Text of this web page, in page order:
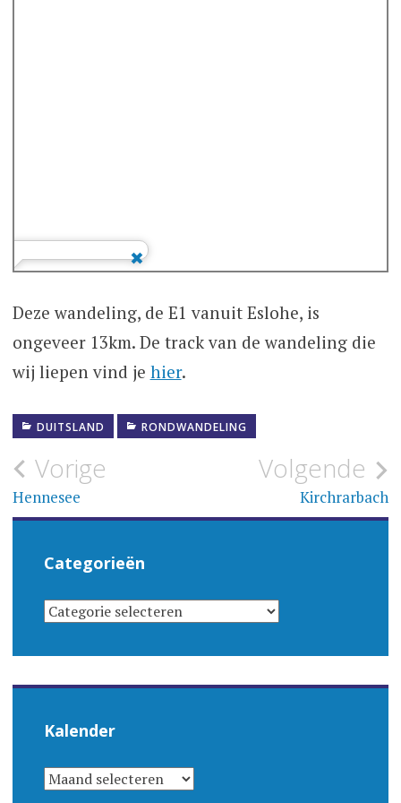
Deze wandeling, de E1 vanuit Eslohe, is
ongeveer 13km. De track van de wandeling die
wij liepen vind je hier.
DUITSLAND RONDWANDELING
Bericht
navigatie
Vorige
Hennesee
Volgende
Kirchrarbach
Categorieën
CATEGORIEËN
Kalender
KALENDER